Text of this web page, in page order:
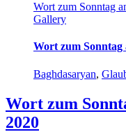
Wort zum Sonntag
Gallery
Wort zum Sonntag
Baghdasaryan,
Wort zum
2020